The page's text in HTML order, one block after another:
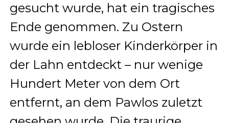
gesucht wurde, hat ein tragisches
Ende genommen. Zu Ostern
wurde ein lebloser Kinderkörper in
der Lahn entdeckt – nur wenige
Hundert Meter von dem Ort
entfernt, an dem Pawlos zuletzt